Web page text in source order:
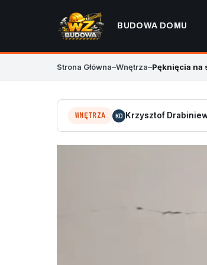
BUDOWA DOMU
Strona Główna–Wnętrza–Pęknięcia na
WNĘTRZA KD Krzysztof